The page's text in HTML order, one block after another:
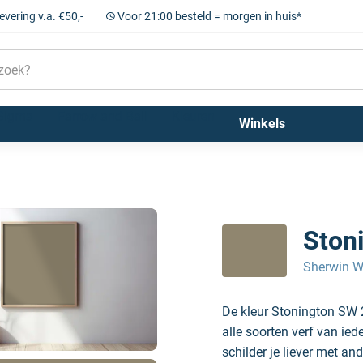
v.a. €50,- Voor 21:00 besteld = morgen in huis*
Winkels
Sherwin
De kleur Stonington
alle soorten verf van
schilder je liever met